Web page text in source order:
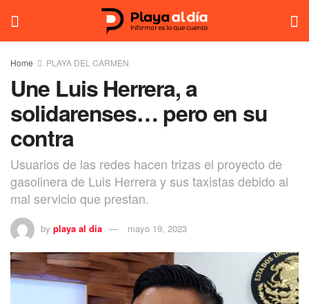
Home PLAYA DEL CARMEN
Une Luis Herrera, a
solidarenses… pero en su
contra
Usuarios de las redes hacen trizas el proyecto de
gasolinera de Luis Herrera y sus taxistas debido al
mal servicio que prestan.
by playa al dia mayo 19, 2023